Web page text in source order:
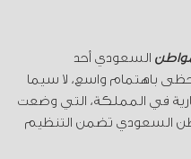
السعودي أحد
باهتمام واسع، لا سيما
في المملكة، التي وضعت
السعودي تضمن التنظيم